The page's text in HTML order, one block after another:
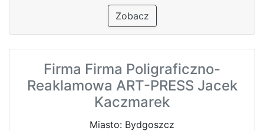
Zobacz
Firma Firma Poligraficzno-
Reaklamowa ART-PRESS Jacek
Kaczmarek
Miasto: Bydgoszcz